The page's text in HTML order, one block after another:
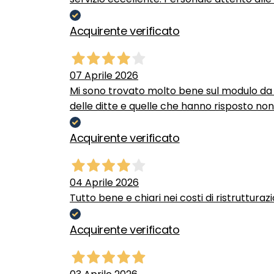
Acquirente verificato
07 Aprile 2026
Mi sono trovato molto bene sul modulo
delle ditte e quelle che hanno risposto
Acquirente verificato
04 Aprile 2026
Tutto bene e chiari nei costi di
Acquirente verificato